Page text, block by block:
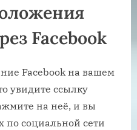
Facebook
Facebook на вашем
увидите ссылку
на неё, и вы
по социальной сети